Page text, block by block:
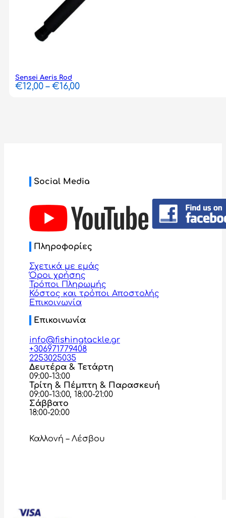
Sensei Aeris Rod
€12,00 – €16,00Price
Social Media
Πληροφορίες
Σχετικά με εμάς
Όροι χρήσης
Τρόποι Πληρωμής
Κόστος και τρόποι Αποστολής
Επικοινωνία
Επικοινωνία
info@fishingtackle.gr
+306971779408
2253025035
Δευτέρα & Τετάρτη
09:00-13:00
Τρίτη & Πέμπτη & Παρασκευή
09:00-13:00, 18:00-21:00
Σάββατο
18:00-20:00
Καλλονή – Λέσβου